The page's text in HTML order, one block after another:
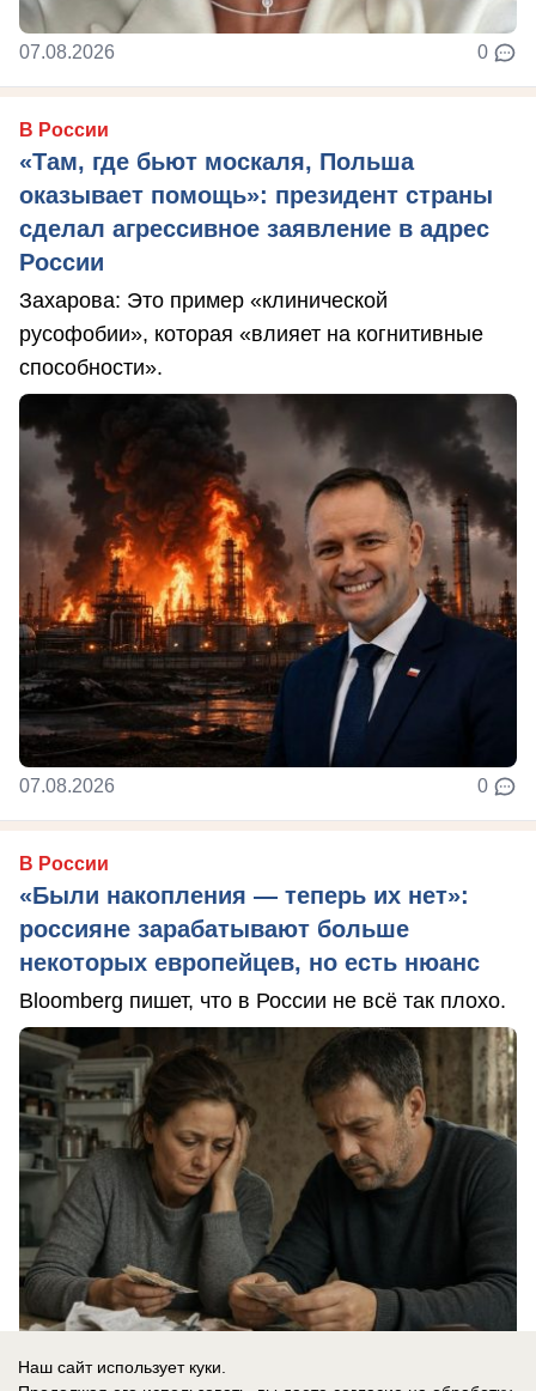
07.08.2026 0
В России
«Там, где бьют москаля, Польша
оказывает помощь»: президент страны
сделал агрессивное заявление в адрес
России
Захарова: Это пример «клинической
русофобии», которая «влияет на когнитивные
способности».
07.08.2026 0
В России
«Были накопления — теперь их нет»:
россияне зарабатывают больше
некоторых европейцев, но есть нюанс
Bloomberg пишет, что в России не всё так плохо.
Наш сайт использует куки.